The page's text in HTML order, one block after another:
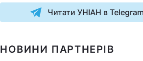
Читати УНІАН в Telegram
НОВИНИ ПАРТНЕРІВ